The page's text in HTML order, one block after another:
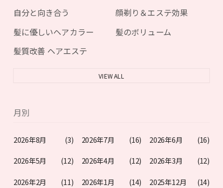
自分と向き合う
顔剃り＆エステ効果
髪に優しいヘアカラー
髪のボリューム
髪質改善 ヘアエステ
VIEW ALL
月別
2026年8月 (3) 2026年7月 (16) 2026年6月 (16)
2026年5月 (12) 2026年4月 (12) 2026年3月 (12)
2026年2月 (11) 2026年1月 (14) 2025年12月 (14)